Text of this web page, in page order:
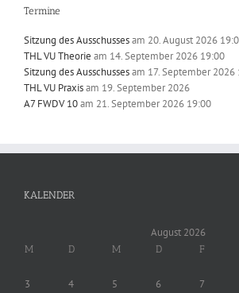
Termine
Sitzung des Ausschussesam 20. August 2026
THL VU Theorie am 14. September 2026 19:00
Sitzung des Ausschussesam 17. September 2026
THL VU Praxisam 19. September 2026
A7 FWDV 10am 21. September 2026 19:00
KALENDER
August 2026
M D M D F
3
4 5 6 7